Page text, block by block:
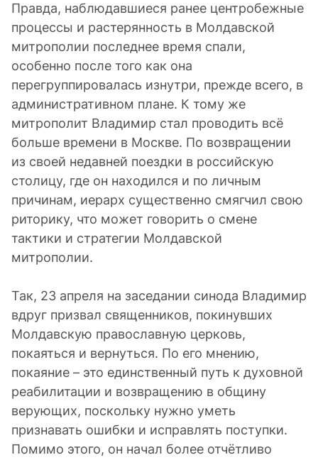
Правда, наблюдавшиеся ранее центробежные
процессы и растерянность в Молдавской
митрополии последнее время спали,
особенно после того как она
перегруппировалась изнутри, прежде всего, в
административном плане. К тому же
митрополит Владимир стал проводить всё
больше времени в Москве. По возвращении
из своей недавней поездки в российскую
столицу, где он находился и по личным
причинам, иерарх существенно смягчил свою
риторику, что может говорить о смене
тактики и стратегии Молдавской
митрополии.
Так, 23 апреля на заседании синода Владимир
вдруг призвал священников, покинувших
Молдавскую православную церковь,
покаяться и вернуться. По его мнению,
покаяние – это единственный путь к духовной
реабилитации и возвращению в общину
верующих, поскольку нужно уметь
признавать ошибки и исправлять поступки.
Помимо этого, он начал более отчётливо